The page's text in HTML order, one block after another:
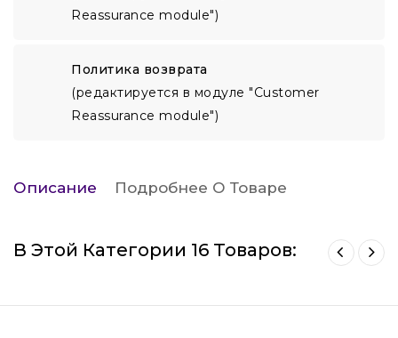
Reassurance module")
Политика возврата
(редактируется в модуле "Customer
Reassurance module")
Описание Подробнее О Товаре
В Этой Категории 16 Товаров: